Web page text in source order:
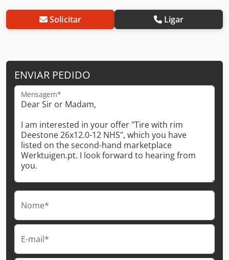
Solicitar Ligar
ENVIAR PEDIDO
Mensagem*
Nome*
E-mail*